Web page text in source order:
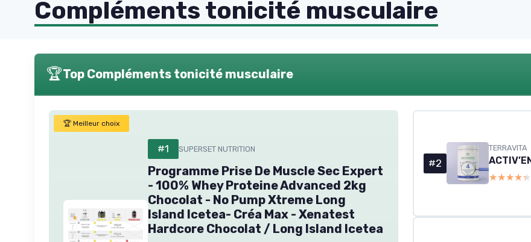
Compléments tonicité musculaire
🏆Top Compléments tonicité musculaire
🏆 Meilleur choix
#1 SUPERSET NUTRITION
Programme Prise De Muscle Sec Expert
- 100% Whey Proteine Advanced 2kg
Chocolat - No Pump Xtreme Long
Island Icetea- Créa Max - Xenatest
Hardcore Chocolat / Long Island Icetea
#2
TERRAVITA
★★★★★
★★★★★